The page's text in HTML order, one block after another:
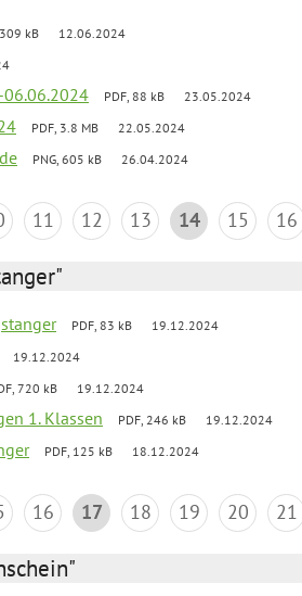
kB 12.06.2024
PDF, 88 kB 23.05.2024
PDF, 3.8 MB 22.05.2024
PNG, 605 kB 26.04.2024
11 12 13 14 15 16
PDF, 83 kB 19.12.2024
19.12.2024
720 kB 19.12.2024
1. Klassen PDF, 246 kB 19.12.2024
PDF, 125 kB 18.12.2024
16 17 18 19 20 21